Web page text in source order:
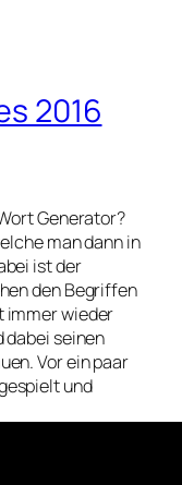
2016
Generator?
man dann in
ist der
den Begriffen
immer wieder
dabei seinen
Vor ein paar
und